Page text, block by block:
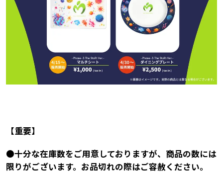
【重要】
●十分な在庫数をご用意しておりますが、商品の数には
限りがございます。お品切れの際はご容赦ください。